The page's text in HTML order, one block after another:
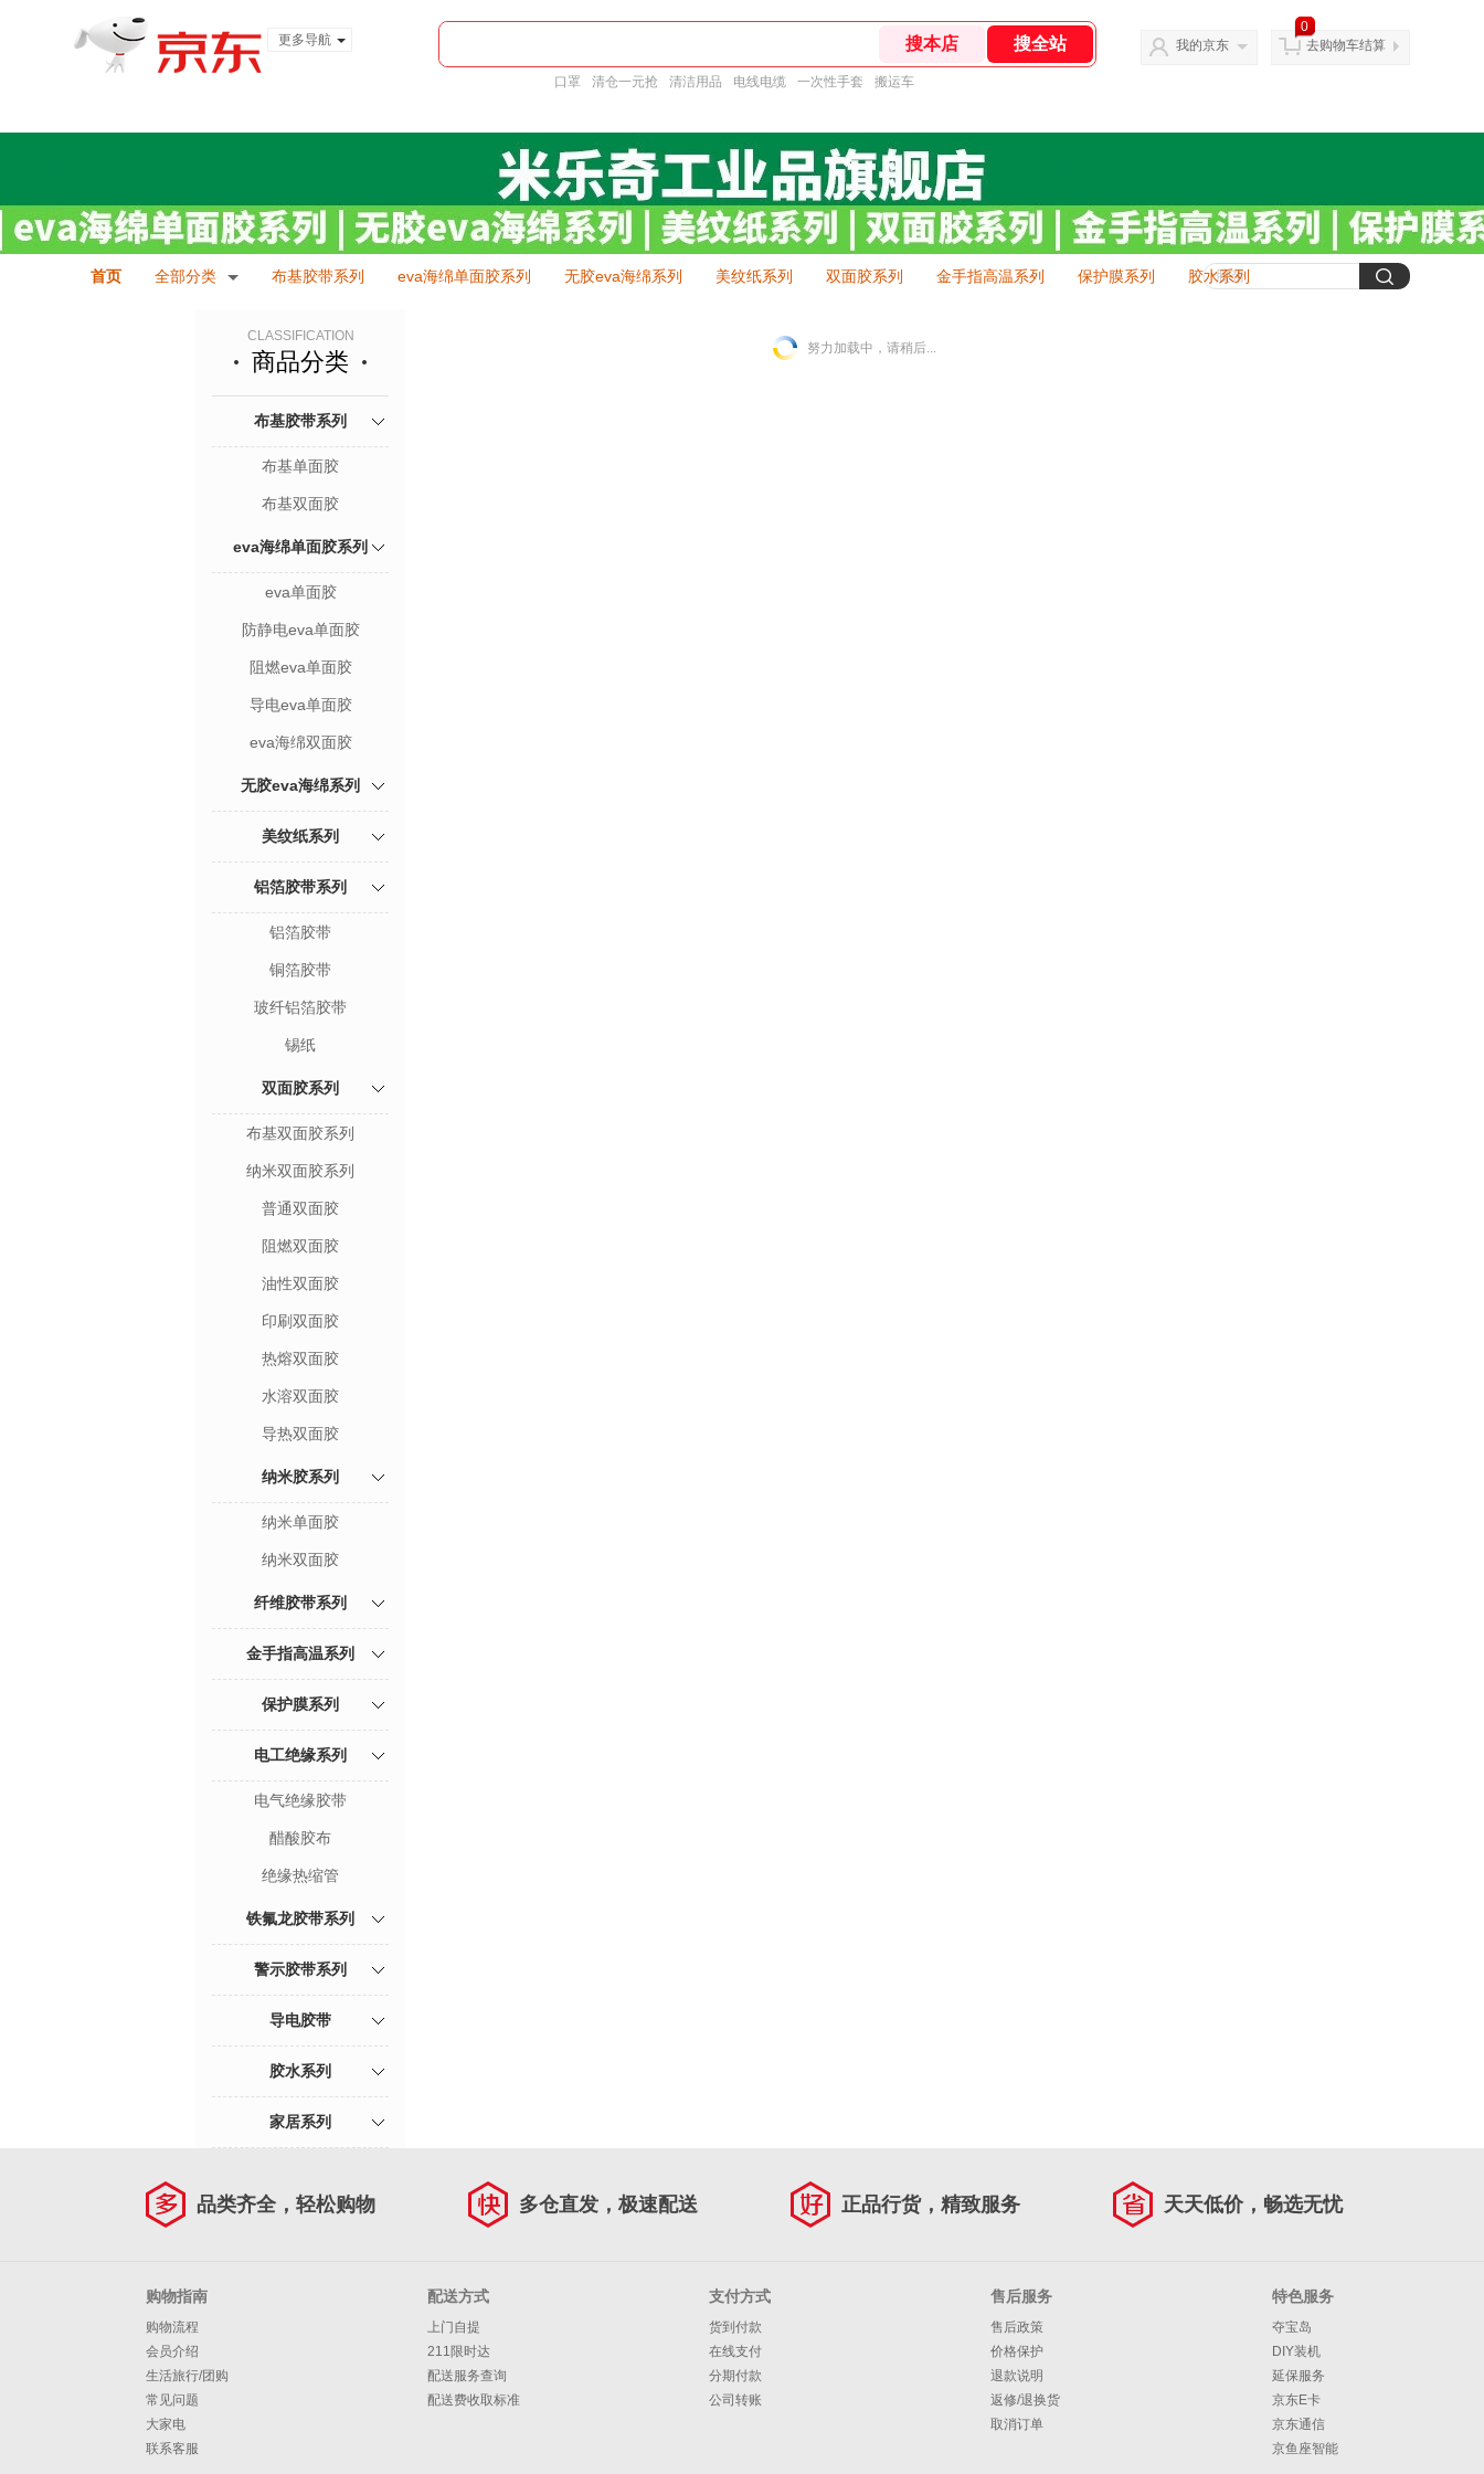
更多导航
口罩 清仓一元抢 清洁用品 电线电缆 一次性手套 搬运车
我的京东
0
去购物车结算
首页 全部分类 布基胶带系列 eva海绵单面胶系列 无胶eva海绵系列 美纹纸系列 双面胶系列 金手指高温系列 保护膜系列 胶水系列
CLASSIFICATION
商品分类
布基胶带系列
布基单面胶
布基双面胶
eva海绵单面胶系列
eva单面胶
防静电eva单面胶
阻燃eva单面胶
导电eva单面胶
eva海绵双面胶
无胶eva海绵系列
美纹纸系列
铝箔胶带系列
铝箔胶带
铜箔胶带
玻纤铝箔胶带
锡纸
双面胶系列
布基双面胶系列
纳米双面胶系列
普通双面胶
阻燃双面胶
油性双面胶
印刷双面胶
热熔双面胶
水溶双面胶
导热双面胶
纳米胶系列
纳米单面胶
纳米双面胶
纤维胶带系列
金手指高温系列
保护膜系列
电工绝缘系列
电气绝缘胶带
醋酸胶布
绝缘热缩管
铁氟龙胶带系列
警示胶带系列
导电胶带
胶水系列
家居系列
努力加载中，请稍后...
品类齐全，轻松购物 多仓直发，极速配送 正品行货，精致服务 天天低价，畅选无忧
购物指南
购物流程
会员介绍
生活旅行/团购
常见问题
大家电
联系客服
配送方式
上门自提
211限时达
配送服务查询
配送费收取标准
支付方式
货到付款
在线支付
分期付款
公司转账
售后服务
售后政策
价格保护
退款说明
返修/退换货
取消订单
特色服务
夺宝岛
DIY装机
延保服务
京东E卡
京东通信
京鱼座智能